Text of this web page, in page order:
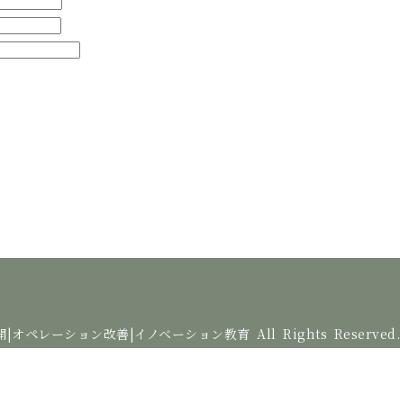
オペレーション改善|イノベーション教育 All Rights Reserved.